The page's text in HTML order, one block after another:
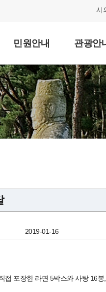
시
민원안내 관광안
2019-01-16
포장한 라면 5박스와 사탕 16